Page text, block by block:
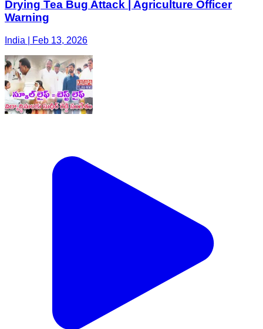
Drying Tea Bug Attack | Agriculture Officer
Warning
India | Feb 13, 2026